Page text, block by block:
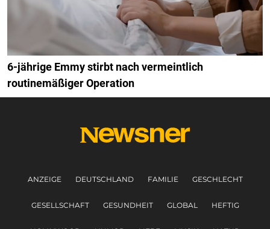
6-jährige Emmy stirbt nach vermeintlich
routinemäßiger Operation
ANZEIGE DEUTSCHLAND FAMILIE GESCHLECHT
GESELLSCHAFT GESUNDHEIT GLOBAL HEFTIG